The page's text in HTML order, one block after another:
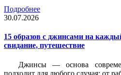
Подробнее
30.07.2026
15 образов с джинсами на
свидание, путешествие
Джинсы — основа
подходит для любого случая: от